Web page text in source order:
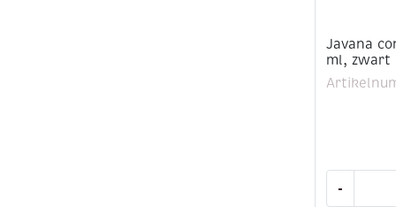
Javana
ml, zwart
-